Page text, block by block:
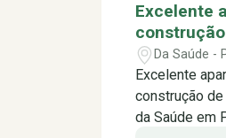
Excelente
da Saúde
MG.
Da Saúde -
Excelente
construção de
da Saúde em